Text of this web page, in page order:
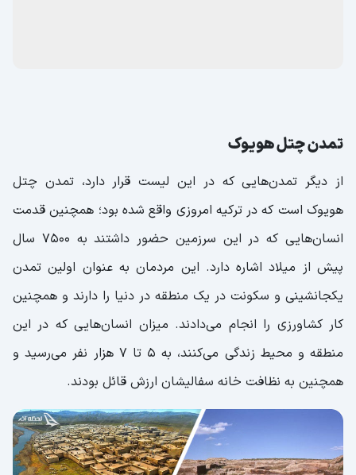
تمدن چتل هویوک
از دیگر تمدن‌هایی که در این لیست قرار دارد، تمدن چتل
هویوک است که در ترکیه امروزی واقع شده بود؛ همچنین قدمت
انسان‌هایی که در این سرزمین حضور داشتند به 7500 سال
پیش از میلاد اشاره دارد. این مردمان به عنوان اولین تمدن
یکجانشینی و سکونت در یک منطقه در دنیا را دارند و همچنین
کار کشاورزی را انجام می‌دادند. میزان انسان‌هایی که در این
منطقه و محیط زندگی می‌کنند، به 5 تا 7 هزار نفر می‌رسید و
همچنین به نظافت خانه سفالیشان ارزش قائل بودند.